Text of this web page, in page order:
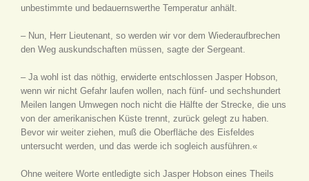
unbestimmte und bedauernswerthe Temperatur anhält.
– Nun, Herr Lieutenant, so werden wir vor dem Wiederaufbrechen
den Weg auskundschaften müssen, sagte der Sergeant.
– Ja wohl ist das nöthig, erwiderte entschlossen Jasper Hobson,
wenn wir nicht Gefahr laufen wollen, nach fünf- und sechshundert
Meilen langen Umwegen noch nicht die Hälfte der Strecke, die uns
von der amerikanischen Küste trennt, zurück gelegt zu haben.
Bevor wir weiter ziehen, muß die Oberfläche des Eisfeldes
untersucht werden, und das werde ich sogleich ausführen.«
Ohne weitere Worte entledigte sich Jasper Hobson eines Theils